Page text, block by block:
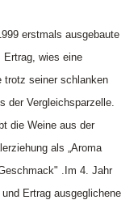
erstmals ausgebaute
Ertrag, wies eine
trotz seiner schlanken
der Vergleichsparzelle.
die Weine aus der
als „Aroma
.Im 4. Jahr
Ertrag ausgeglichene